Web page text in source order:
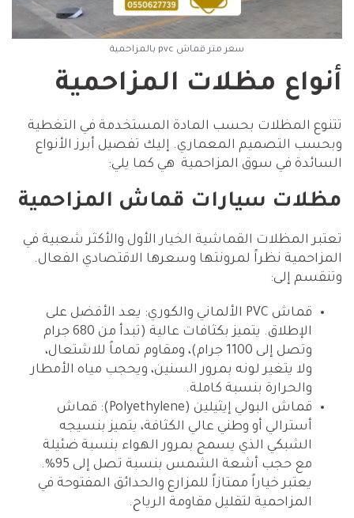
سعر متر قماش pvc بالمزاحمية
أنواع مظلات المزاحمية
تتنوع المظلات بحسب المادة المستخدمة في التغطية
وبحسب التصميم المعماري. إليك تفصيل أبرز الأنواع
السائدة في سوق المزاحمية هي كما يلي:
مظلات سيارات قماش المزاحمية
تعتبر المظلات القماشية الخيار الأول والأكثر شعبية في
المزاحمية نظراً لمرونتها وسعرها الاقتصادي الفعال.
وتنقسم إلى:
قماش PVC الألماني والكوري: يعد الأفضل على
الإطلاق. يتميز بكثافات عالية (تبدأ من 680 جرام
وتصل إلى 1100 جرام)، ومقاوم تماماً للاشتعال،
ولا يتغير لونه بمرور السنين، ويحجب مياه الأمطار
والحرارة بنسبة كاملة.
قماش البولي إيثيلين (Polyethylene): قماش
أسترالي أو وطني عالي الكثافة، يتميز بنسيجه
الشبكي الذي يسمح بمرور الهواء بنسبة ضئيلة
مع حجب أشعة الشمس بنسبة تصل إلى 95%.
يعتبر خياراً ممتازاً للمزارع والحدائق المفتوحة في
المزاحمية لتقليل مقاومة الرياح.